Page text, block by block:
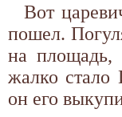
Вот
пошел.
на площадь,
жалко стало
он его